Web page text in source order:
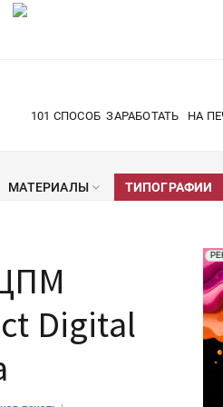
101 СПОСОБ ЗАРАБОТАТЬ НА
МАТЕРИАЛЫ ТИПОГРАФИИ
Digital